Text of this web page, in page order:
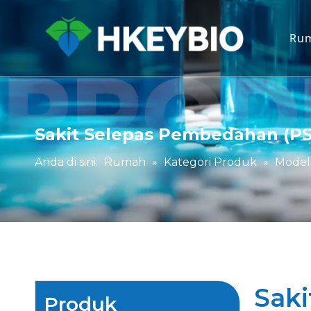
Sakit Selepas Pembedahan
Anda di sini: Rumah » Kategori Produk »
Produk